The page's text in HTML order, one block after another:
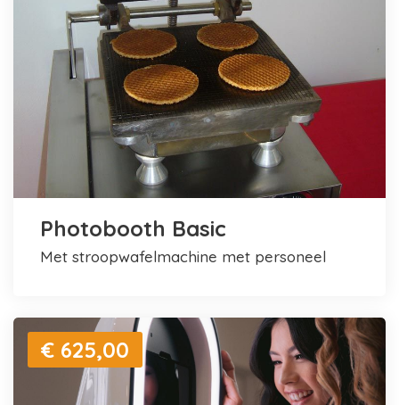
Photobooth Basic
met stroopwafelmachine met personeel
€ 625,00